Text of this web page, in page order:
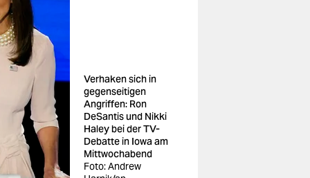
Verhaken sich in
gegenseitigen
Angriffen: Ron
DeSantis und Nikki
Haley bei der TV-
Debatte in Iowa am
Mittwochabend
Foto: Andrew